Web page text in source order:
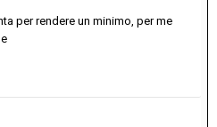
per rendere un minimo, per me